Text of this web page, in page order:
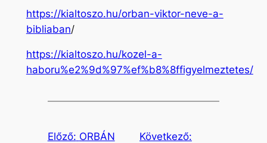
https://kialtoszo.hu/orban-viktor-neve-a-
bibliaban/
https://kialtoszo.hu/kozel-a-
haboru%e2%9d%97%ef%b8%8ffigyelmeztetes/
Előző: ORBÁN
Következő: